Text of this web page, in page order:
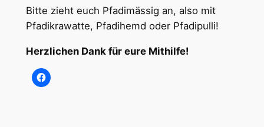
Bitte zieht euch Pfadimässig an, also mit
Pfadikrawatte, Pfadihemd oder Pfadipulli!
Herzlichen Dank für eure Mithilfe!